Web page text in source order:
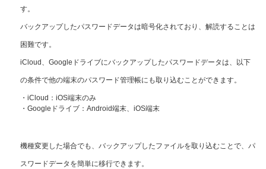
す。
バックアップしたパスワードデータは暗号化されており、解読することは
困難です。
iCloud、Googleドライブにバックアップしたパスワードデータは、以下
の条件で他の端末のパスワード管理帳にも取り込むことができます。
・iCloud：iOS端末のみ
・Googleドライブ：Android端末、iOS端末
機種変更した場合でも、バックアップしたファイルを取り込むことで、パ
スワードデータを簡単に移行できます。